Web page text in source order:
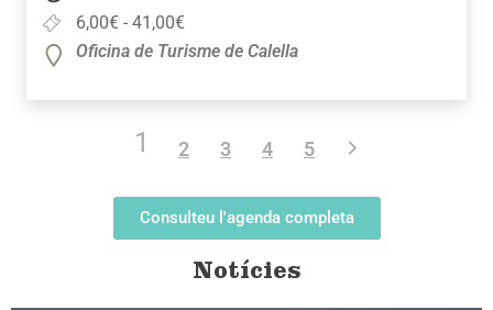
6,00€ - 41,00€
Oficina de Turisme de Calella
1 2 3 4 5
Consulteu l'agenda completa
Notícies